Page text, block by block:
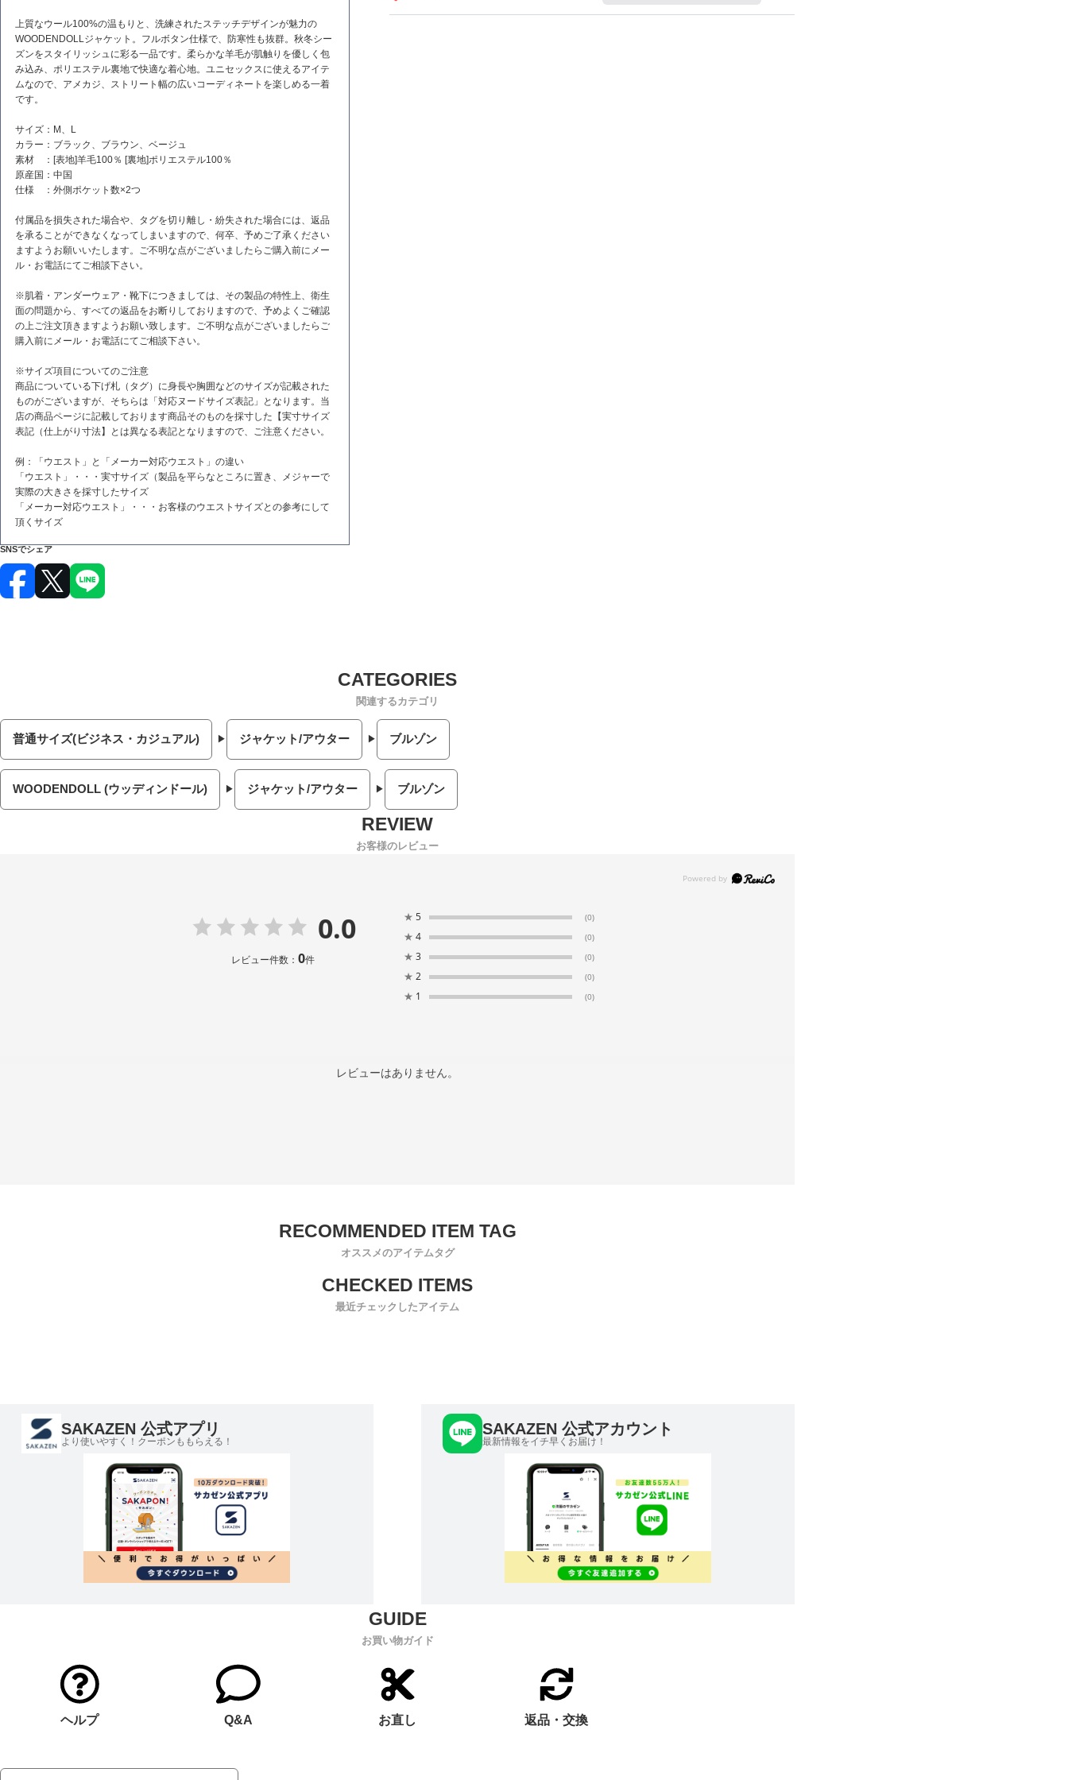
上質なウール100%の温もりと、洗練されたステッチデザインが魅力の
WOODENDOLLジャケット。フルボタン仕様で、防寒性も抜群。秋冬シー
ズンをスタイリッシュに彩る一品です。柔らかな羊毛が肌触りを優しく包
み込み、ポリエステル裏地で快適な着心地。ユニセックスに使えるアイテ
ムなので、アメカジ、ストリート幅の広いコーディネートを楽しめる一着
です。
サイズ：M、L
カラー：ブラック、ブラウン、ベージュ
素材 ：[表地]羊毛100％ [裏地]ポリエステル100％
原産国：中国
仕様 ：外側ポケット数×2つ
付属品を損失された場合や、タグを切り離し・紛失された場合には、返品
を承ることができなくなってしまいますので、何卒、予めご了承ください
ますようお願いいたします。ご不明な点がございましたらご購入前にメー
ル・お電話にてご相談下さい。
※肌着・アンダーウェア・靴下につきましては、その製品の特性上、衛生
面の問題から、すべての返品をお断りしておりますので、予めよくご確認
の上ご注文頂きますようお願い致します。ご不明な点がございましたらご
購入前にメール・お電話にてご相談下さい。
※サイズ項目についてのご注意
商品についている下げ札（タグ）に身長や胸囲などのサイズが記載された
ものがございますが、そちらは「対応ヌードサイズ表記」となります。当
店の商品ページに記載しております商品そのものを採寸した【実寸サイズ
表記（仕上がり寸法】とは異なる表記となりますので、ご注意ください。
例：「ウエスト」と「メーカー対応ウエスト」の違い
「ウエスト」・・・実寸サイズ（製品を平らなところに置き、メジャーで
実際の大きさを採寸したサイズ
「メーカー対応ウエスト」・・・お客様のウエストサイズとの参考にして
頂くサイズ
SNSでシェア
関連するカテゴリ
普通サイズ(ビジネス・カジュアル) ジャケット/アウター ブルゾン
WOODENDOLL (ウッディンドール) ジャケット/アウター ブルゾン
お客様のレビュー
0.0
レビュー件数： 0件
★ 5 (0)
★ 4 (0)
★ 3 (0)
★ 2 (0)
★ 1 (0)
レビューはありません。
オススメのアイテムタグ
最近チェックしたアイテム
SAKAZEN 公式アプリ
より使いやすく！クーポンももらえる！
SAKAZEN 公式アカウント
最新情報をイチ早くお届け！
お買い物ガイド
ヘルプ Q&A お直し 返品・交換